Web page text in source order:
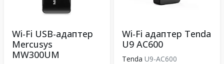
Wi-Fi USB-адаптер
Mercusys
MW300UM
Wi-Fi адаптер Tenda
U9 AC600
Tenda U9-AC600